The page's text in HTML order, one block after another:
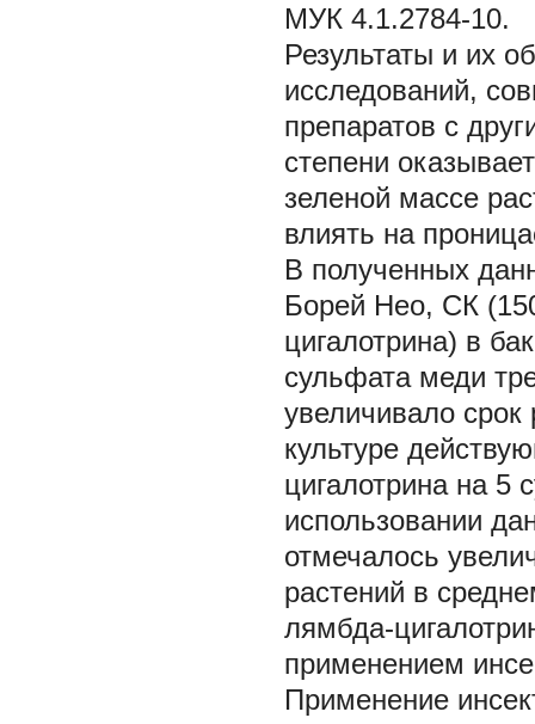
МУК 4.1.2784-10.
Результаты и их
исследований,
препаратов с
степени
зеленой массе
влиять на
В полученных
Борей Нео, СК
цигалотрина) в
сульфата меди
увеличивало
культуре
цигалотрина на 5
использовании
отмечалось
растений в
лямбда-
применением
Применение